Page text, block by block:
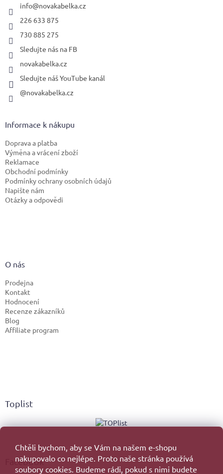
Chtěli bychom, aby se Vám na našem e-shopu
nakupovalo co nejlépe. Proto naše stránka používá
soubory cookies. Budeme rádi, pokud s nimi budete
info@novakabelka.cz
226 633 875
730 885 275
Sledujte nás na FB
novakabelka.cz
Sledujte náš YouTube kanál
@novakabelka.cz
Informace k nákupu
Doprava a platba
Výměna a vrácení zboží
Reklamace
Obchodní podmínky
Podmínky ochrany osobních údajů
Napište nám
Otázky a odpovědi
O nás
Prodejna
Kontakt
Hodnocení
Recenze zákazníků
Blog
Affiliate program
Toplist
Facebook